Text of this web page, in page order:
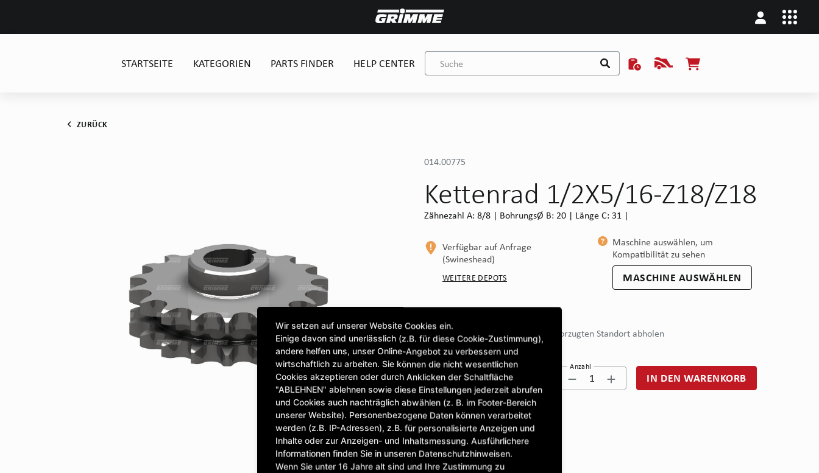
STARTSEITE KATEGORIEN PARTS FINDER HELP CENTER
ZURÜCK
014.00775
Kettenrad 1/2X5/16-Z18/Z18
Zähnezahl A: 8/8 | BohrungsØ B: 20 | Länge C: 31 |
Verfügbar auf Anfrage
(Swineshead)
WEITERE DEPOTS
Maschine auswählen, um
Kompatibilität zu sehen
MASCHINE AUSWÄHLEN
CLICK & COLLECT
Bestellungen bei Deinem bevorzugten Standort abholen
47,53 £
exkl. MwSt.
Anzahl
1 IN DEN WARENKORB
STELLE EINE FRAGE
Wir setzen auf unserer Website Cookies ein.
Einige davon sind unerlässlich (z.B. für diese Cookie-Zustimmung),
andere helfen uns, unser Online-Angebot zu verbessern und
wirtschaftlich zu arbeiten. Sie können die nicht wesentlichen
Cookies akzeptieren oder durch Anklicken der Schaltfläche
"ABLEHNEN" ablehnen sowie diese Einstellungen jederzeit abrufen
und Cookies auch nachträglich abwählen (z. B. im Footer-Bereich
unserer Website). Personenbezogene Daten können verarbeitet
werden (z.B. IP-Adressen), z.B. für personalisierte Anzeigen und
Inhalte oder zur Anzeigen- und Inhaltsmessung. Ausführlichere
Informationen finden Sie in unseren Datenschutzhinweisen.
Wenn Sie unter 16 Jahre alt sind und Ihre Zustimmung zu